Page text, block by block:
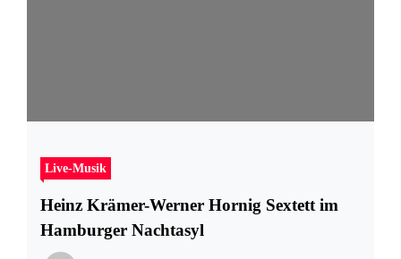
Live-Musik
Heinz Krämer-Werner Hornig Sextett im
Hamburger Nachtasyl